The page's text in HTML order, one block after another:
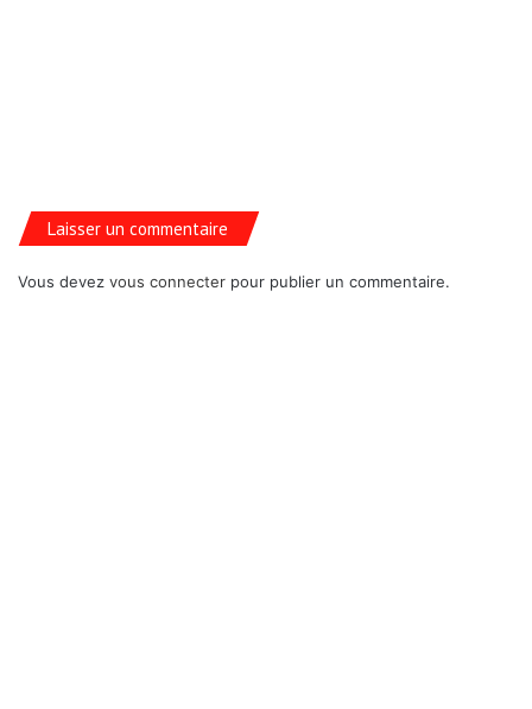
Laisser un commentaire
Vous devez vous connecter pour publier un commentaire.